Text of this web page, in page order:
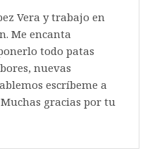
Vera y trabajo en
Me encanta
todo patas
nuevas
escríbeme a
gracias por tu